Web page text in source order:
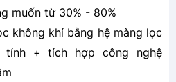
muốn từ 30% - 80%
không khí bằng hệ màng lọc
tính + tích hợp công nghệ